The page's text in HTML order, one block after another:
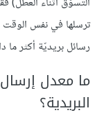
ترسلها في نفس الوقت
رسائل بريديّة أكثر ما
ما معدل
البريدية؟